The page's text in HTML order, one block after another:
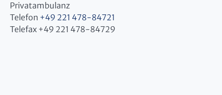
Privatambulanz
Telefon +49 221 478-84721
Telefax +49 221 478-84729